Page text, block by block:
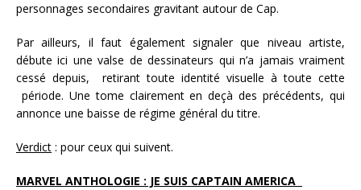
personnages secondaires gravitant autour de Cap.
Par ailleurs, il faut également signaler que niveau artiste,
débute ici une valse de dessinateurs qui n’a jamais vraiment
cessé depuis, retirant toute identité visuelle à toute cette
période. Une tome clairement en deçà des précédents, qui
annonce une baisse de régime général du titre.
Verdict : pour ceux qui suivent.
MARVEL ANTHOLOGIE : JE SUIS CAPTAIN AMERICA